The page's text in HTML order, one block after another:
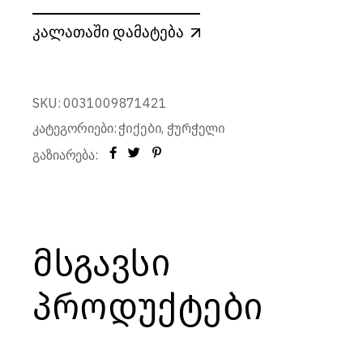
კალათაში დამატება
SKU: 0031009871421
კატეგორიები: ჭიქები, ჭურჭელი
გაზიარება:
მსგავსი
პროდუქტები